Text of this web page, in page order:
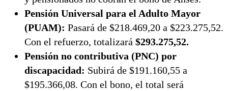
Pensión Universal para el Adulto Mayor
(PUAM): Pasará de $218.469,20 a $223.275,52.
Con el refuerzo, totalizará $293.275,52.
Pensión no contributiva (PNC) por
discapacidad: Subirá de $191.160,55 a
$195.366,08. Con el bono, el total será